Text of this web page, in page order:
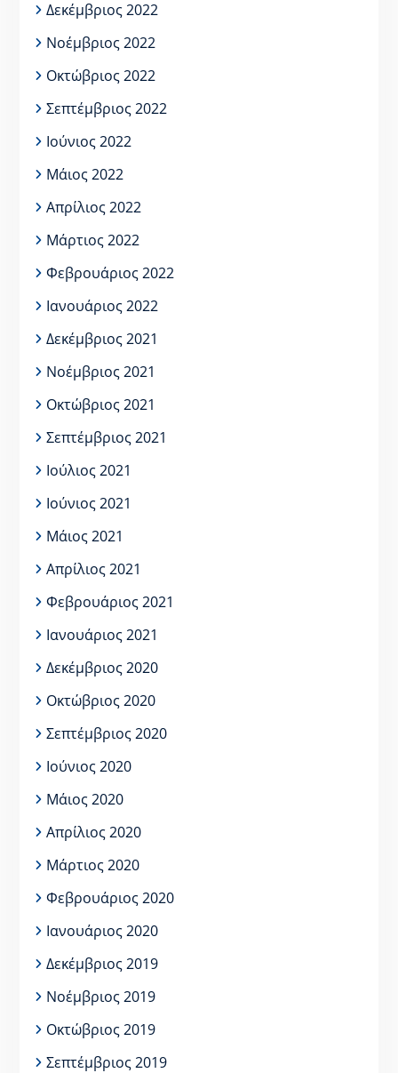
Δεκέμβριος 2022
Νοέμβριος 2022
Οκτώβριος 2022
Σεπτέμβριος 2022
Ιούνιος 2022
Μάιος 2022
Απρίλιος 2022
Μάρτιος 2022
Φεβρουάριος 2022
Ιανουάριος 2022
Δεκέμβριος 2021
Νοέμβριος 2021
Οκτώβριος 2021
Σεπτέμβριος 2021
Ιούλιος 2021
Ιούνιος 2021
Μάιος 2021
Απρίλιος 2021
Φεβρουάριος 2021
Ιανουάριος 2021
Δεκέμβριος 2020
Οκτώβριος 2020
Σεπτέμβριος 2020
Ιούνιος 2020
Μάιος 2020
Απρίλιος 2020
Μάρτιος 2020
Φεβρουάριος 2020
Ιανουάριος 2020
Δεκέμβριος 2019
Νοέμβριος 2019
Οκτώβριος 2019
Σεπτέμβριος 2019